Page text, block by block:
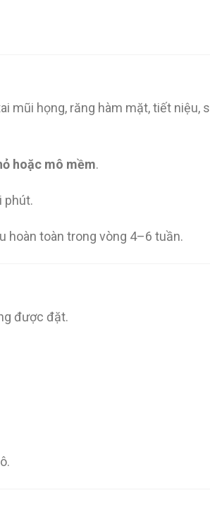
mũi họng, răng hàm mặt, tiết niệu,
hoặc mô mềm.
phút.
hoàn toàn trong vòng 4–6 tuần.
được đặt.